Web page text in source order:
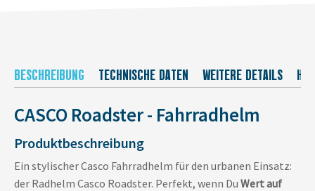
BESCHREIBUNG TECHNISCHE DATEN WEITERE DETAILS
CASCO Roadster - Fahrradhelm
Produktbeschreibung
Ein stylischer Casco Fahrradhelm für den urbanen Einsatz:
der Radhelm Casco Roadster. Perfekt, wenn Du Wert auf